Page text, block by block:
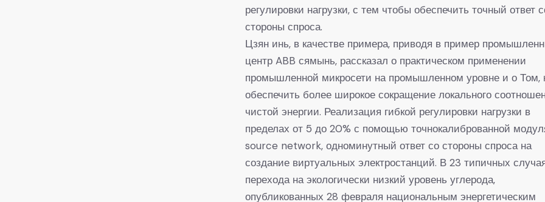
регулировки нагрузки, с тем чтобы обеспечить точный ответ
стороны спроса.
Цзян инь, в качестве примера, приводя в пример
центр ABB сямынь, рассказал о практическом применении
промышленной микросети на промышленном уровне и о Том,
обеспечить более широкое сокращение локального
чистой энергии. Реализация гибкой регулировки нагрузки в
пределах от 5 до 20% с помощью точнокалиброванной
source network, одноминутный ответ со стороны спроса на
создание виртуальных электростанций. В 23 типичных
перехода на экологически низкий уровень углерода,
опубликованных 28 февраля национальным энергетическим